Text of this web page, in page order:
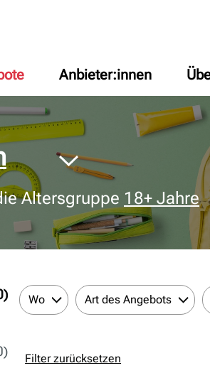
Anbieter:innen
Altersgruppe 18+ Jahre
Wo Art des Angebots
Filter zurücksetzen